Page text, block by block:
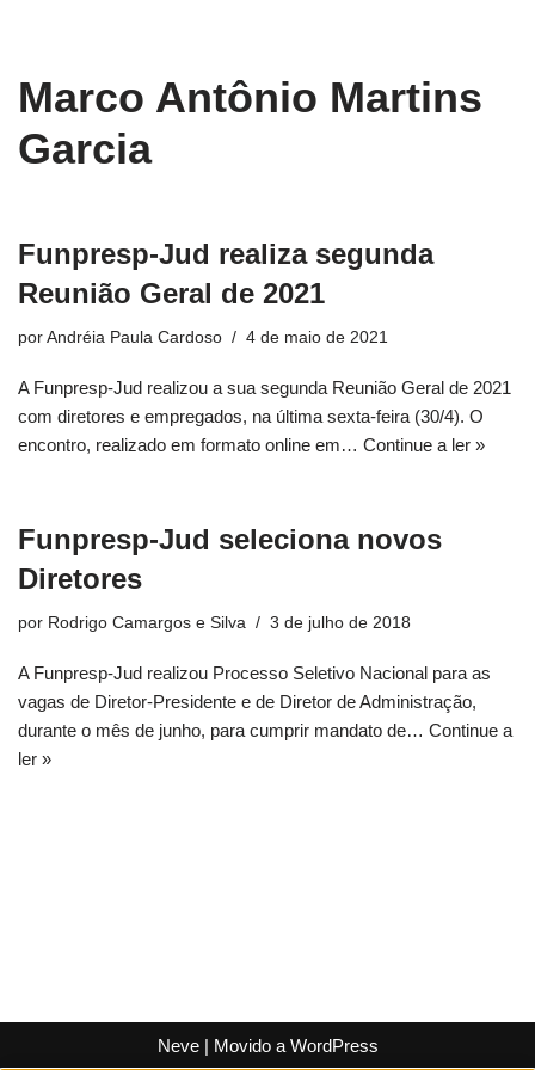
para
conteúdo
Marco Antônio Martins
Garcia
Funpresp-Jud realiza segunda
Reunião Geral de 2021
por Andréia Paula Cardoso 4 de maio de 2021
A Funpresp-Jud realizou a sua segunda Reunião Geral de 2021
com diretores e empregados, na última sexta-feira (30/4). O
encontro, realizado em formato online em… Continue a ler »
Funpresp-Jud seleciona novos
Diretores
por Rodrigo Camargos e Silva 3 de julho de 2018
A Funpresp-Jud realizou Processo Seletivo Nacional para as
vagas de Diretor-Presidente e de Diretor de Administração,
durante o mês de junho, para cumprir mandato de… Continue a
ler »
Neve| Movido a WordPress